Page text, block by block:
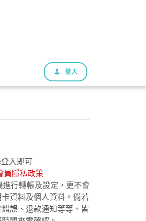
登入
入即可
員隱私政策
行轉帳及設定，更不會
資料及個人資料。倘若
誤、退款通知等等，皆